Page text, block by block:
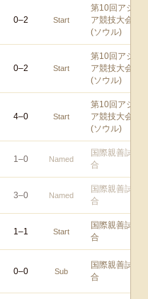
0–2 Start
第10回アジ
ア競技大会
(ソウル)
0–2 Start
第10回アジ
ア競技大会
(ソウル)
4–0 Start
第10回アジ
ア競技大会
(ソウル)
1–0 Named
国際親善試
合
3–0 Named
国際親善試
合
1–1 Start
国際親善試
合
0–0 Sub
国際親善試
合